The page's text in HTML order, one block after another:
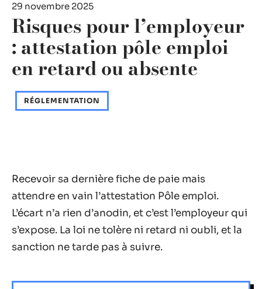
29 novembre 2025
Risques pour l’employeur
: attestation pôle emploi
en retard ou absente
RÉGLEMENTATION
Recevoir sa dernière fiche de paie mais
attendre en vain l’attestation Pôle emploi.
L’écart n’a rien d’anodin, et c’est l’employeur qui
s’expose. La loi ne tolère ni retard ni oubli, et la
sanction ne tarde pas à suivre.